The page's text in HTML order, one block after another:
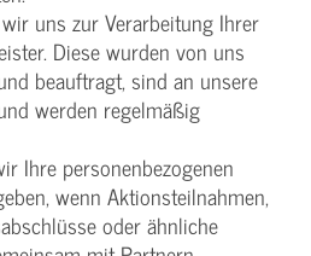
uns zur Verarbeitung Ihrer
Diese wurden von uns
beauftragt, sind an unsere
werden regelmäßig
Ihre personenbezogenen
wenn Aktionsteilnahmen,
oder ähnliche